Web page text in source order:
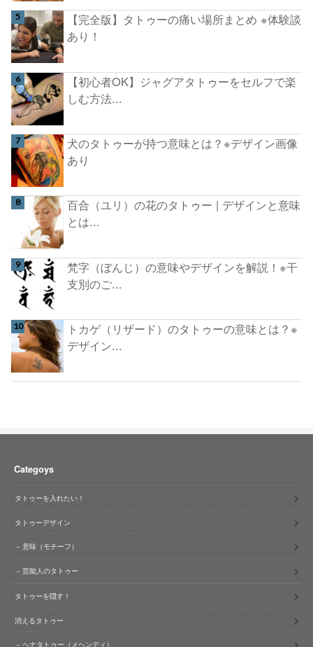
【完全版】タトゥーの痛い場所まとめ ※体験談
あり！
【初心者OK】ジャグアタトゥーをセルフで楽
しむ方法...
犬のタトゥーが持つ意味とは？※デザイン画像
あり
百合（ユリ）の花のタトゥー | デザインと意味
とは...
梵字（ぼんじ）の意味やデザインを解説！※干
支別のご...
トカゲ（リザード）のタトゥーの意味とは？※
デザイン...
Categoys
タトゥーを入れたい！
タトゥーデザイン
意味（モチーフ）
芸能人のタトゥー
タトゥーを隠す！
消えるタトゥー
ヘナタトゥー（メヘンディ）